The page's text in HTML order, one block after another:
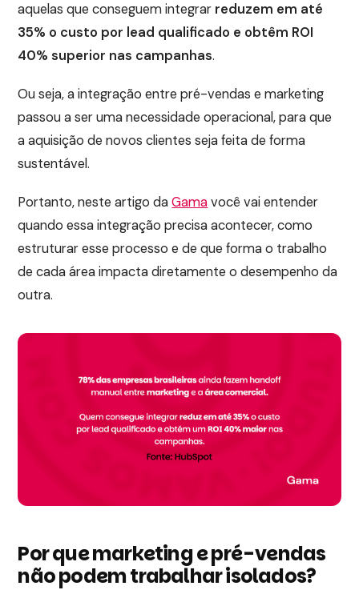
aquelas que conseguem integrar reduzem em até
35% o custo por lead qualificado e obtêm ROI
40% superior nas campanhas.
Ou seja, a integração entre pré-vendas e marketing
passou a ser uma necessidade operacional, para que
a aquisição de novos clientes seja feita de forma
sustentável.
Portanto, neste artigo daGamavocê vai entender
quando essa integração precisa acontecer, como
estruturar esse processo e de que forma o trabalho
de cada área impacta diretamente o desempenho da
outra.
Por que marketing e pré-vendas
não podem trabalhar isolados?